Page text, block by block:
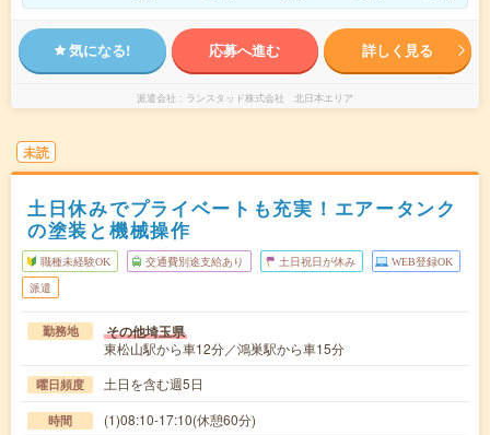
気になる! 応募へ進む 詳しく見る
派遣会社 ランスタッド株式会社 北日本エリア
未読
土日休みでプライベートも充実！エアータンク
の塗装と機械操作
職種未経験OK 交通費別途支給あり 土日祝日が休み WEB登録OK
派遣
勤務地 その他埼玉県
東松山駅から車12分／鴻巣駅から車15分
曜日頻度 土日を含む週5日
時間 (1)08:10-17:10(休憩60分)